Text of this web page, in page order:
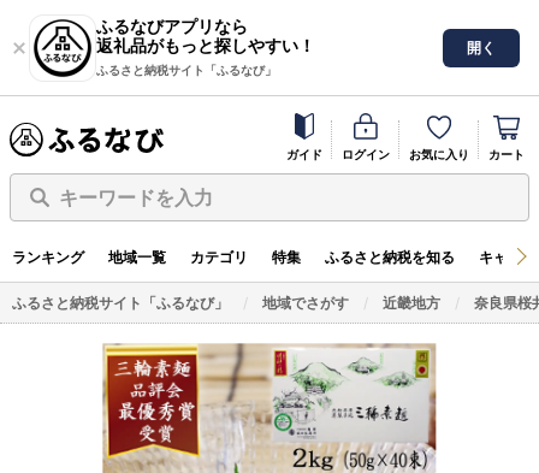
ふるなびアプリなら
返礼品がもっと探しやすい！
ふるさと納税サイト「ふるなび」
開く
ガイド ログイン お気に入り カート
キーワードを入力
ランキング 地域一覧 カテゴリ 特集 ふるさと納税を知る キャン
ふるさと納税サイト「ふるなび」 地域でさがす 近畿地方 奈良県桜